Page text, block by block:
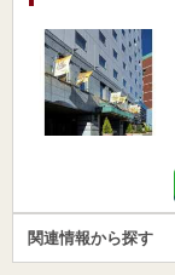
関連情報から探す